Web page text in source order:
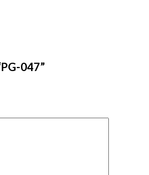
047”